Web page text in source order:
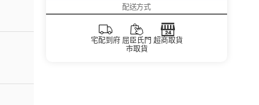
配送方式
宅配到府 屈臣氏門
市取貨
超商取貨